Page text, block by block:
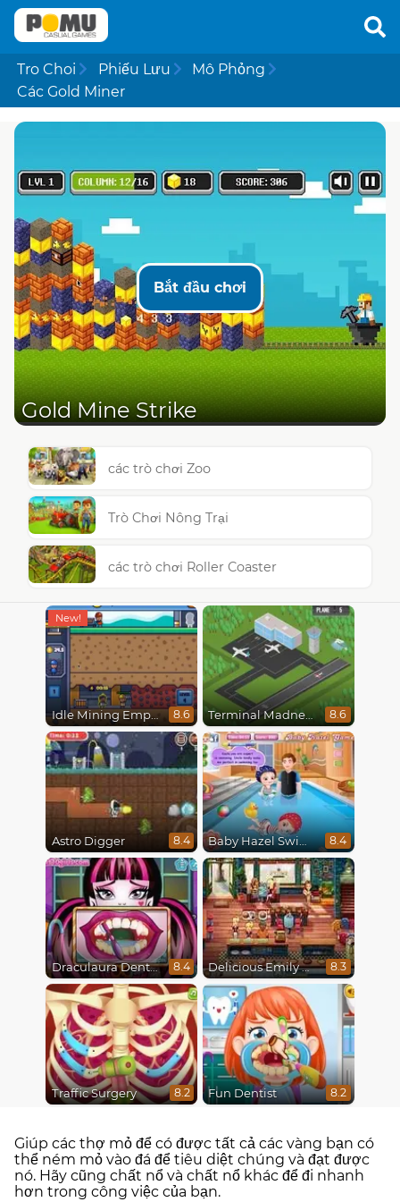
Tro Choi Phiếu Lưu
Mô Phỏng
Các Gold Miner
Bắt đầu chơi
Gold Mine Strike
các trò chơi Zoo
Trò Chơi Nông Trại
các trò chơi Roller Coaster
Idle Mining Empire 8.6 Terminal Madness 8.6
Astro Digger 8.4 Baby Hazel Swimming 8.4
Draculaura Dentist 8.4 Delicious Emily New Beginning 8.3
Traffic Surgery 8.2 Fun Dentist 8.2
Giúp các thợ mỏ để có được tất cả các vàng bạn có
thể ném mỏ vào đá để tiêu diệt chúng và đạt được
nó. Hãy cũng chất nổ và chất nổ khác để đi nhanh
hơn trong công việc của bạn.